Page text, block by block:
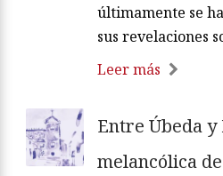
últimamente se
sus revelaciones
Leer más
Entre Úbeda
melancólica